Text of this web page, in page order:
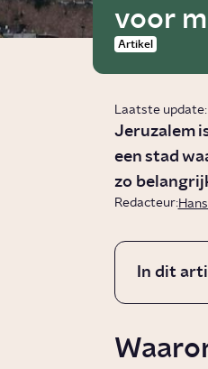
voor
Artikel
Laatste
Jeruzalem
een stad
zo
Redacteur:
In dit